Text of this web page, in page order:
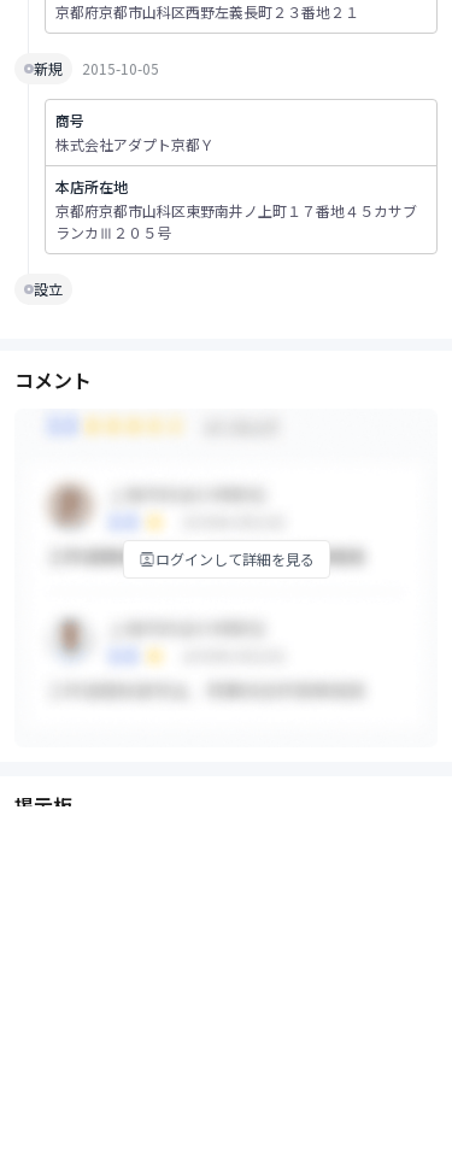
京都府京都市山科区西野左義長町２３番地２１
新規 2015-10-05
商号
株式会社アダプト京都Ｙ
本店所在地
京都府京都市山科区東野南井ノ上町１７番地４５カサブ
ランカⅢ２０５号
設立
コメント
ログインして詳細を見る
掲示板